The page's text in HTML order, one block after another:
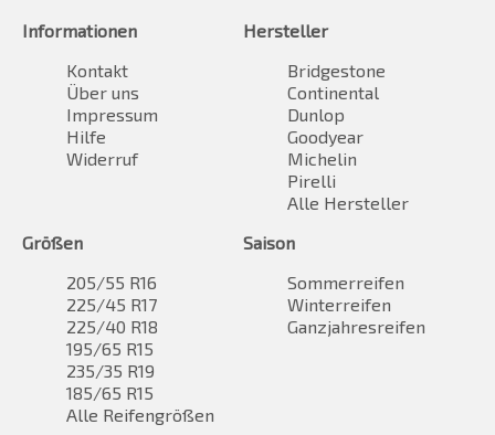
Informationen
Kontakt
Über uns
Impressum
Hilfe
Widerruf
Hersteller
Bridgestone
Continental
Dunlop
Goodyear
Michelin
Pirelli
Alle Hersteller
Größen
205/55 R16
225/45 R17
225/40 R18
195/65 R15
235/35 R19
185/65 R15
Alle Reifengrößen
Saison
Sommerreifen
Winterreifen
Ganzjahresreifen